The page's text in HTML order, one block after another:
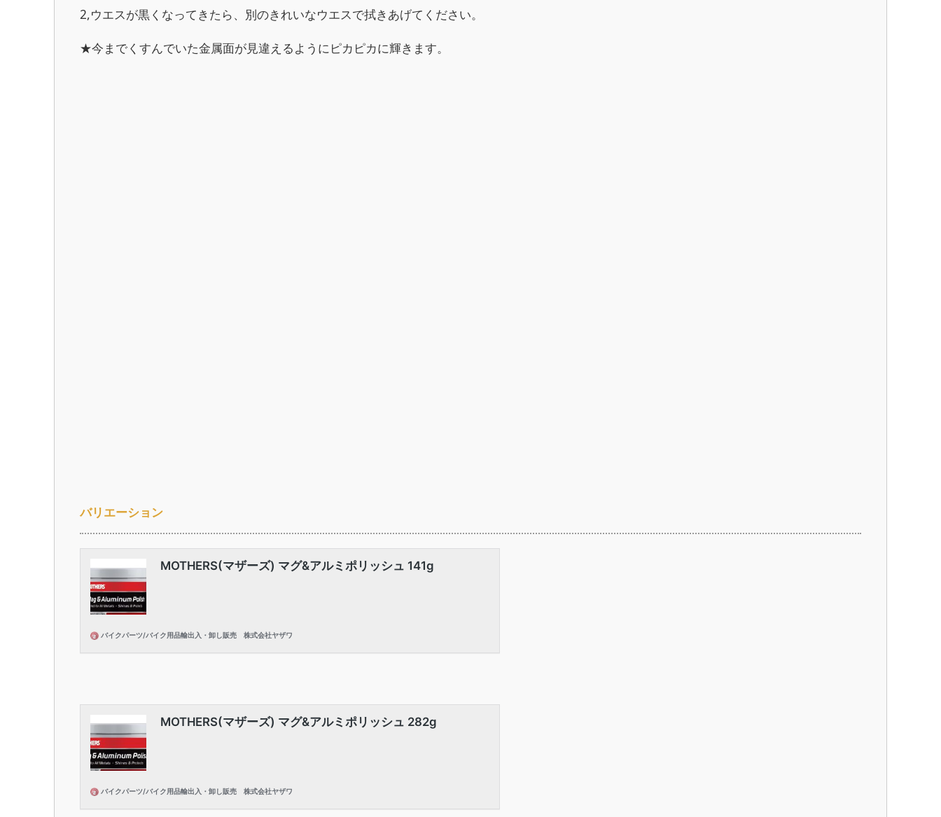
2,ウエスが黒くなってきたら、別のきれいなウエスで拭きあげてください。
★今までくすんでいた金属面が見違えるようにピカピカに輝きます。
バリエーション